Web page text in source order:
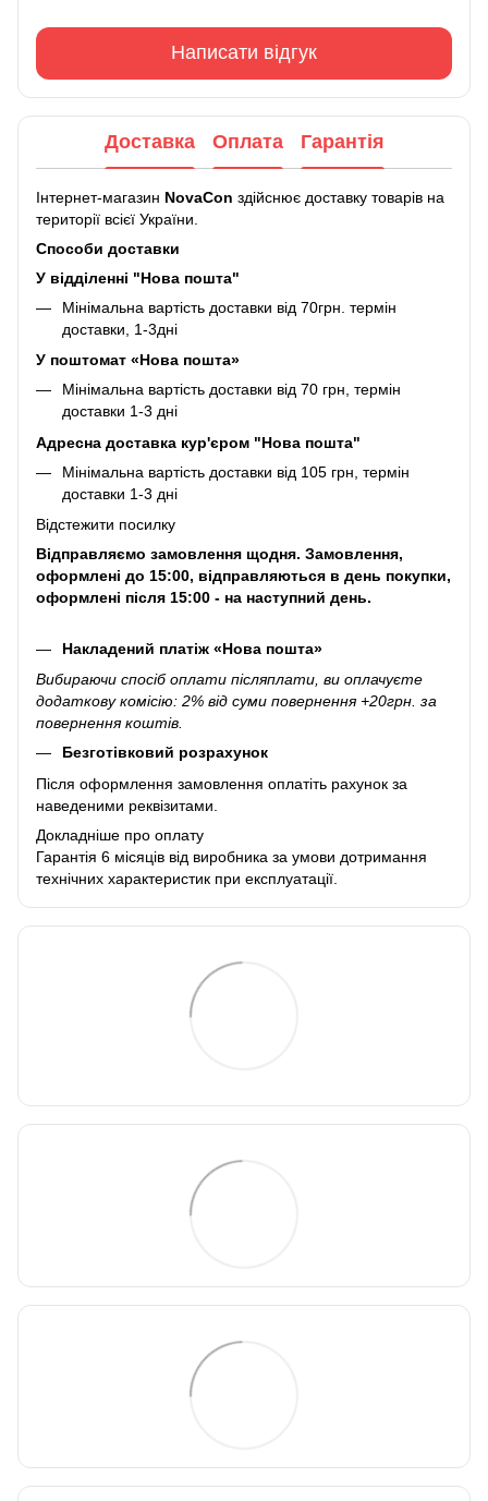
Написати відгук
Доставка Оплата Гарантія
Інтернет-магазин NovaCon здійснює доставку товарів на
території всієї України.
Способи доставки
У відділенні "Нова пошта"
Мінімальна вартість доставки від 70грн. термін
доставки, 1-3дні
У поштомат «Нова пошта»
Мінімальна вартість доставки від 70 грн, термін
доставки 1-3 дні
Адресна доставка кур'єром "Нова пошта"
Мінімальна вартість доставки від 105 грн, термін
доставки 1-3 дні
Відстежити посилку
Відправляємо замовлення щодня. Замовлення,
оформлені до 15:00, відправляються в день покупки,
оформлені після 15:00 - на наступний день.
Накладений платіж «Нова пошта»
Вибираючи спосіб оплати післяплати, ви оплачуєте
додаткову комісію: 2% від суми повернення +20грн. за
повернення коштів.
Безготівковий розрахунок
Після оформлення замовлення оплатіть рахунок за
наведеними реквізитами.
Докладніше про оплату
Гарантія 6 місяців від виробника за умови дотримання
технічних характеристик при експлуатації.